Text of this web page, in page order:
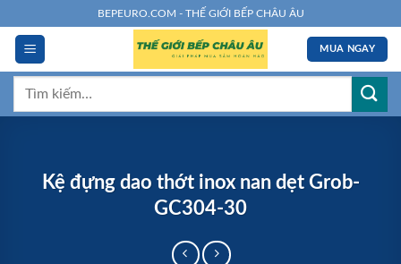
đến
dung
BEPEURO.COM - THẾ GIỚI BẾP CHÂU ÂU
MUA NGAY
Tìm
Kệ đựng dao thớt inox nan dẹt Grob-
GC304-30